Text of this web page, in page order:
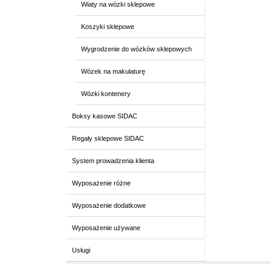
Wiaty na wózki sklepowe
Koszyki sklepowe
Wygrodzenie do wózków sklepowych
Wózek na makulaturę
Wózki kontenery
Boksy kasowe SIDAC
Regały sklepowe SIDAC
System prowadzenia klienta
Wyposażenie różne
Wyposażenie dodatkowe
Wyposażenie używane
Usługi